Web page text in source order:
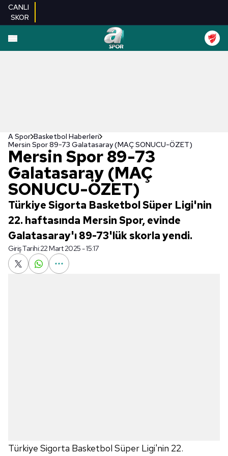
CANLI
SKOR
A Spor Basketbol Haberleri
Mersin Spor 89-73 Galatasaray (MAÇ SONUCU-ÖZET)
Mersin Spor 89-73
Galatasaray (MAÇ
SONUCU-ÖZET)
Türkiye Sigorta Basketbol Süper Ligi'nin
22. haftasında Mersin Spor, evinde
Galatasaray'ı 89-73'lük skorla yendi.
Giriş Tarihi:22 Mart 2025 - 15:17
Türkiye Sigorta Basketbol Süper Ligi'nin 22.